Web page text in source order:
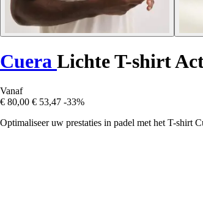
Cuera Lichte T-shirt
Vanaf
€ 80,00 € 53,47 -33%
Optimaliseer uw prestaties in padel met het T-shirt